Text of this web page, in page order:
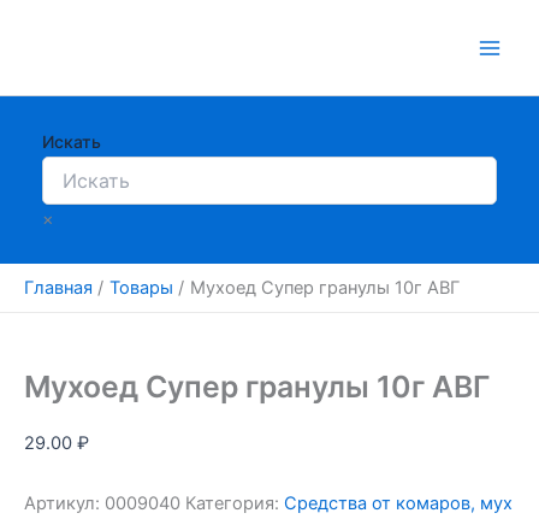
Искать
×
Главная Товары Мухоед Супер гранулы 10г АВГ
Мухоед Супер гранулы 10г АВГ
29.00 ₽
Артикул: 0009040 Категория: Средства от комаров, мух